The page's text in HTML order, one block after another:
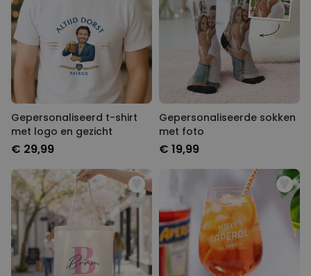
Gepersonaliseerd t-shirt
met logo en gezicht
€ 29,99
Gepersonaliseerde sokken
met foto
€ 19,99